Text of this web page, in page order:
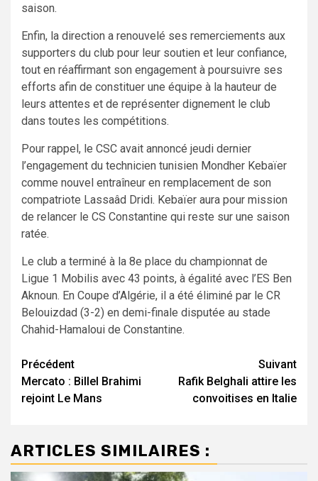
saison.
Enfin, la direction a renouvelé ses remerciements aux
supporters du club pour leur soutien et leur confiance,
tout en réaffirmant son engagement à poursuivre ses
efforts afin de constituer une équipe à la hauteur de
leurs attentes et de représenter dignement le club
dans toutes les compétitions.
Pour rappel, le CSC avait annoncé jeudi dernier
l’engagement du technicien tunisien Mondher Kebaïer
comme nouvel entraîneur en remplacement de son
compatriote Lassaâd Dridi. Kebaïer aura pour mission
de relancer le CS Constantine qui reste sur une saison
ratée.
Le club a terminé à la 8e place du championnat de
Ligue 1 Mobilis avec 43 points, à égalité avec l’ES Ben
Aknoun. En Coupe d’Algérie, il a été éliminé par le CR
Belouizdad (3-2) en demi-finale disputée au stade
Chahid-Hamaloui de Constantine.
Navigation
d’article
Précédent
Mercato : Billel Brahimi
rejoint Le Mans
Suivant
Rafik Belghali attire les
convoitises en Italie
ARTICLES SIMILAIRES :